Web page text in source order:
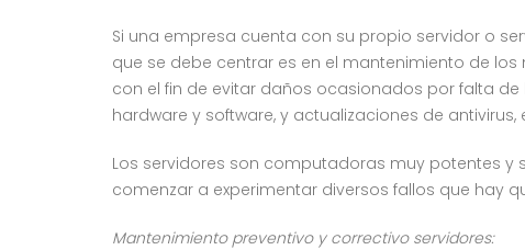
Si una empresa cuenta con su propio servidor o
que se debe centrar es en el mantenimiento de
con el fin de evitar daños ocasionados por falta
hardware y software, y actualizaciones de antivirus,
Los servidores son computadoras muy potentes
comenzar a experimentar diversos fallos que hay
Mantenimiento preventivo y correctivo servidores: